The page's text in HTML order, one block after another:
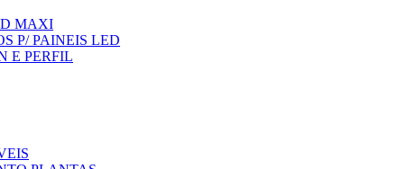
MAXI
P/ PAINEIS LED
E PERFIL